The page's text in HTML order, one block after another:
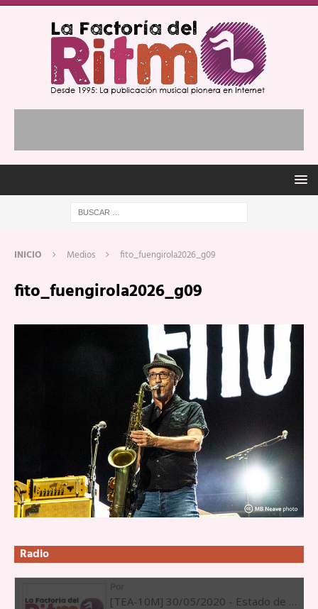
INICIO Medios fito_fuengirola2026_g09
fito_fuengirola2026_g09
Radio